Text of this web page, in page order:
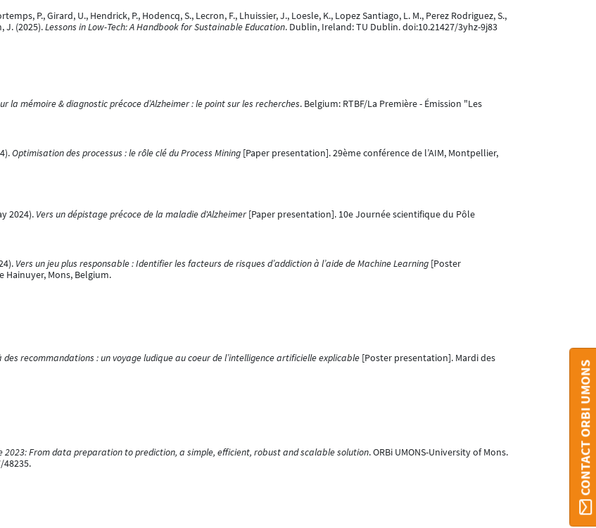
P., Girard, U., Hendrick, P., Hodencq, S., Lecron, F., Lhuissier, J., Loesle, K., Lopez Santiago, L. M., Perez Rodriguez, S.,
J. (2025).Lessons in Low-Tech: A Handbook for Sustainable Education. Dublin, Ireland: TU Dublin. doi:10.21427/3yhz-9j83
la mémoire & diagnostic précoce d’Alzheimer : le point sur les recherches. Belgium: RTBF/La Première - Émission "Les
Optimisation des processus : le rôle clé du Process Mining[Paper presentation]. 29ème conférence de l’AIM, Montpellier,
2024). Vers un dépistage précoce de la maladie d'Alzheimer[Paper presentation]. 10e Journée scientifique du Pôle
Vers un jeu plus responsable : Identifier les facteurs de risques d’addiction à l’aide de Machine Learning[Poster
Mons, Belgium.
des recommandations : un voyage ludique au coeur de l’intelligence artificielle explicable[Poster presentation]. Mardi des
2023: From data preparation to prediction, a simple, efficient, robust and scalable solution. ORBi UMONS-University of Mons.
CONTACT ORBI UMONS